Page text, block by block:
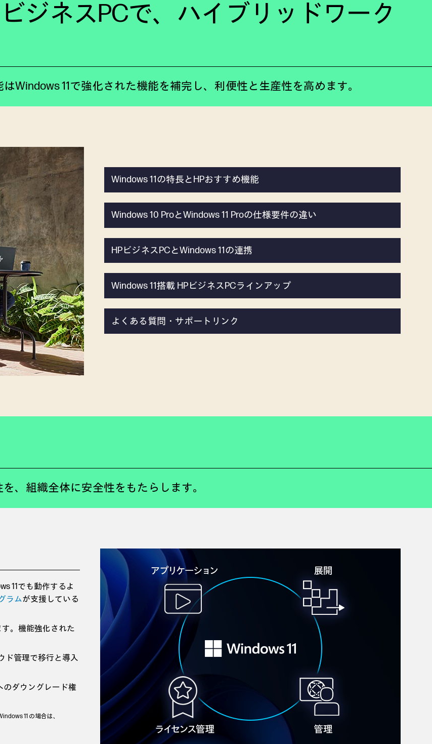
ビジネスPCで、ハイブリッドワーク
Windows 11で強化された機能を補完し、利便性と生産性を高めます。
Windows 11の特長とHPおすすめ機能
Windows 10 ProとWindows 11 Proの仕様要件の違い
HPビジネスPCとWindows 11の連携
Windows 11搭載 HPビジネスPCラインアップ
よくある質問・サポートリンク
、組織全体に安全性をもたらします。
11でも動作するよ
ラムが支援している
。機能強化された
ド管理で移行と導入
のダウングレード権
11 の場合は、